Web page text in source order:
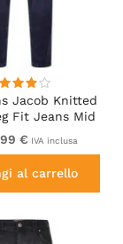
Jacob Knitted
Fit Jeans Mid
Blue
€ IVA inclusa
al carrello